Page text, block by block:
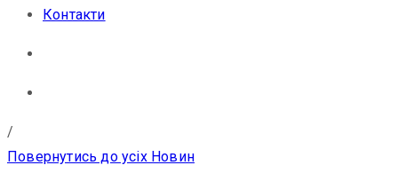
Контакти
/
Повернутись до усіх Новин